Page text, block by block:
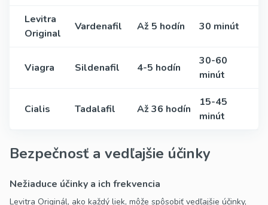
Levitra
Original
Vardenafil Až 5 hodín 30 minút
Viagra Sildenafil 4-5 hodín
30-60
minút
Cialis Tadalafil Až 36 hodín
15-45
minút
Bezpečnosť a vedľajšie účinky
Nežiaduce účinky a ich frekvencia
Levitra Originál, ako každý liek, môže spôsobiť vedľajšie účinky,